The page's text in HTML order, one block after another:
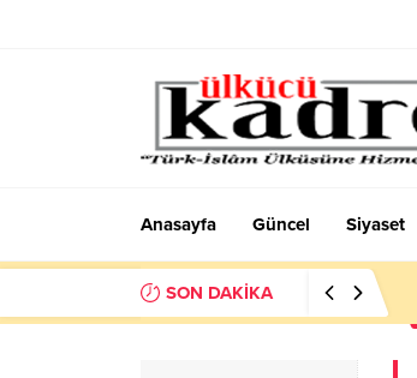
Anasayfa Güncel Siyaset
SON DAKİKA